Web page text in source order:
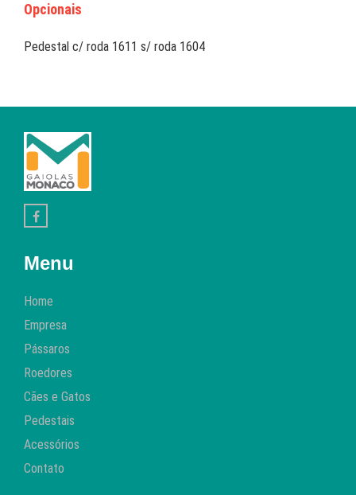
Opcionais
Pedestal c/ roda 1611 s/ roda 1604
Menu
Home
Empresa
Pássaros
Roedores
Cães e Gatos
Pedestais
Acessórios
Contato